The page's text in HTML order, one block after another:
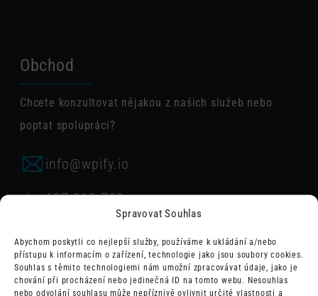
Spravovat Souhlas
Abychom poskytli co nejlepší služby, používáme k ukládání a/nebo
přístupu k informacím o zařízení, technologie jako jsou soubory cookies.
Souhlas s těmito technologiemi nám umožní zpracovávat údaje, jako je
chování při procházení nebo jedinečná ID na tomto webu. Nesouhlas
nebo odvolání souhlasu může nepříznivě ovlivnit určité vlastnosti a
Obchod
Chcete konzultovat nějakou z našich služeb nebo
poptat spolupráci?
info@wpify.io
607 963 703
776 665 787
Daniel Mejta